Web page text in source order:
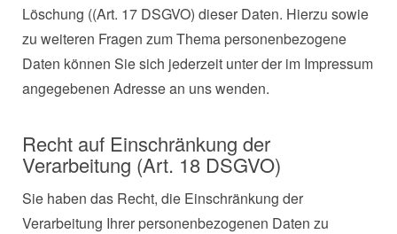
Löschung ((Art. 17 DSGVO) dieser Daten. Hierzu sowie
zu weiteren Fragen zum Thema personenbezogene
Daten können Sie sich jederzeit unter der im Impressum
angegebenen Adresse an uns wenden.
Recht auf Einschränkung der
Verarbeitung (Art. 18 DSGVO)
Sie haben das Recht, die Einschränkung der
Verarbeitung Ihrer personenbezogenen Daten zu